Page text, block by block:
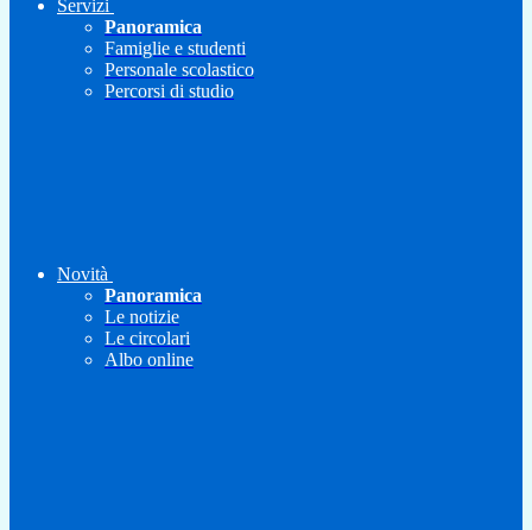
Servizi
Panoramica
Famiglie e studenti
Personale scolastico
Percorsi di studio
Novità
Panoramica
Le notizie
Le circolari
Albo online